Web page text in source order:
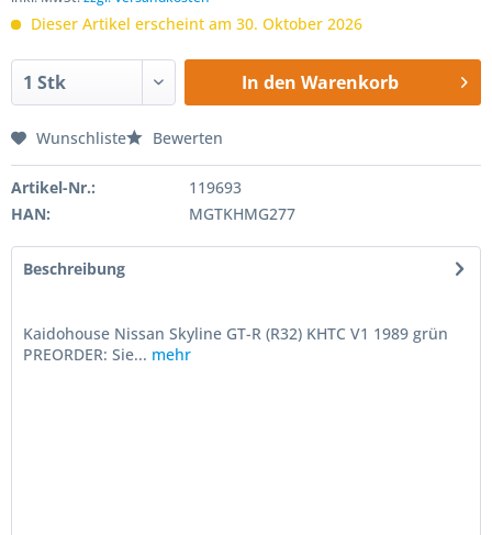
Dieser Artikel erscheint am 30. Oktober 2026
In den Warenkorb
Wunschliste Bewerten
Artikel-Nr.:
119693
HAN:
MGTKHMG277
Beschreibung
Kaidohouse Nissan Skyline GT-R (R32) KHTC V1 1989 grün
PREORDER: Sie... mehr